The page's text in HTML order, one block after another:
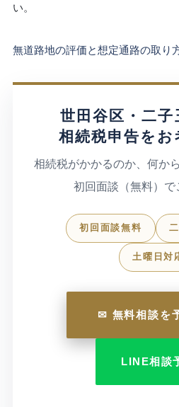
い。
無道路地の評価と想定通路の取り
世田谷区・二
相続税申告を
相続税がかかるのか、何
初回面談（無料）で
初回面談無料
土曜日対
✉ 無料相談を
LINE相談